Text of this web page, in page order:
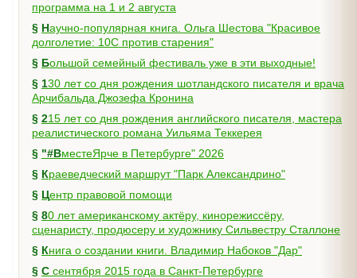
программа на 1 и 2 августа
§ Научно-популярная книга. Ольга Шестова "Красивое
долголетие: 10C против старения"
§
Большой семейный фестиваль уже в эти выходные!
§ 130 лет со дня рождения шотландского писателя и врача
Арчибальда Джозефа Кронина
§ 215 лет со дня рождения английского писателя, мастера
реалистического романа Уильяма Теккерея
§
"#ВместеЯрче в Петербурге" 2026
§
Краеведческий маршрут "Парк Александрино"
§
Центр правовой помощи
§ 80 лет американскому актёру, кинорежиссёру,
сценаристу, продюсеру и художнику Сильвестру Сталлоне
§
Книга о создании книги. Владимир Набоков "Дар"
§ С сентября 2015 года в Санкт-Петербурге